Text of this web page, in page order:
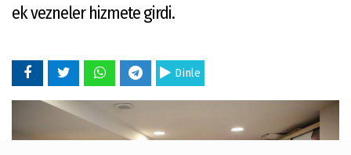
ek vezneler hizmete girdi.
Dinle